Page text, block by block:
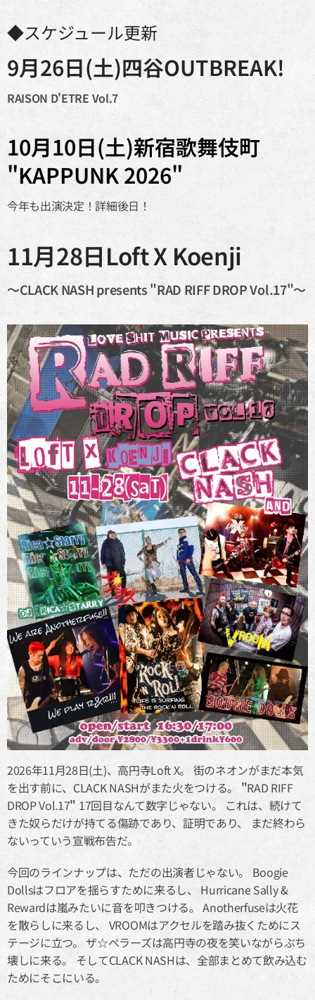
◆スケジュール更新
9月26日(土)四谷OUTBREAK!
RAISON D'ETRE Vol.7
10月10日(土)新宿歌舞伎町
"KAPPUNK 2026"
今年も出演決定！詳細後日！
11月28日Loft X Koenji
〜CLACK NASH presents "RAD RIFF DROP Vol.17"〜
2026年11月28日(土)、高円寺Loft X。 街のネオンがまだ本気
を出す前に、CLACK NASHがまた火をつける。 "RAD RIFF
DROP Vol.17" 17回目なんて数字じゃない。 これは、続けて
きた奴らだけが持てる傷跡であり、証明であり、 まだ終わら
ないっていう宣戦布告だ。
今回のラインナップは、ただの出演者じゃない。 Boogie
Dollsはフロアを揺らすために来るし、 Hurricane Sally &
Rewardは嵐みたいに音を叩きつける。 Anotherfuseは火花
を散らしに来るし、 VROOMはアクセルを踏み抜くためにス
テージに立つ。 ザ☆ペラーズは高円寺の夜を笑いながらぶち
壊しに来る。 そしてCLACK NASHは、全部まとめて飲み込む
ためにそこにいる。